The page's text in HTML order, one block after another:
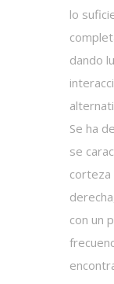
lo
dando
Se ha
se
con un